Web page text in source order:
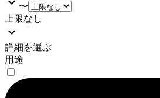
〜
上限なし
詳細を選ぶ
用途